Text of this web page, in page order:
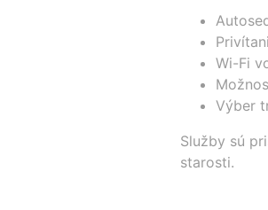
Wi-Fi
Výber
Služby sú
starosti.